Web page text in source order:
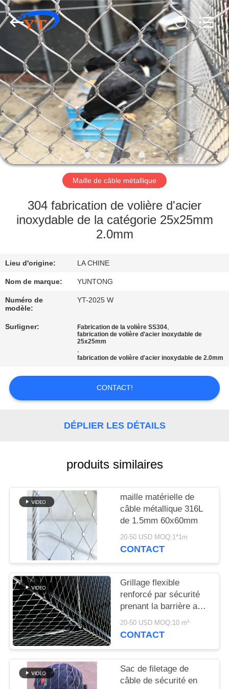
MAISON
PRODUITS
AU
SUJET
DE
NOUS
VISITE
D'USINE
DE
QUALITÉ
NOUS
DEMANDEZ
CITATION
SITE
POLITIQUE
CONFIDENTIALITÉ
Anping
Yuntong
Metal
Wire
Mesh
Rights
Reserved.
Maille de câble métallique
304 fabrication de volière d'acier
inoxydable de la catégorie 25x25mm
2.0mm
Lieu d'origine: LA CHINE
Nom de marque: YUNTONG
Numéro de
modèle:
YT-2025 W
Surligner: Fabrication de la volière SS304,
fabrication de volière d'acier inoxydable de
25x25mm
,
fabrication de volière d'acier inoxydable de 2.0mm
CONTACT!
DÉPLIER LES DÉTAILS
produits similaires
maille matérielle de
câble métallique 316L
de 1.5mm 60x60mm
20-50 USD MOQ:1*1m
CONTACT
Grillage flexible
renforcé par sécurité
prenant la barrière au
filet baguée
architecturale de
20-50 USD MOQ:10 m²
CONTACT
Sac de filetage de
câble de sécurité en